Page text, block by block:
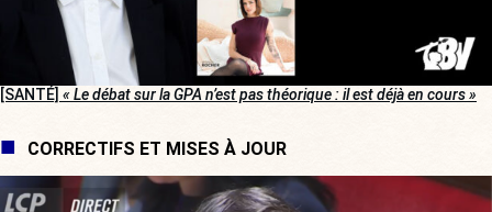
[SANTÉ] « Le débat sur la GPA n’est pas théorique : il est déjà en cours »
CORRECTIFS ET MISES À JOUR